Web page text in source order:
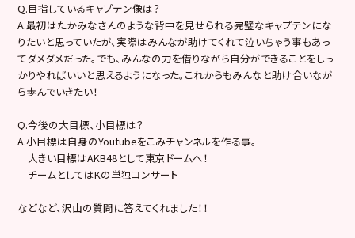
Q.目指しているキャプテン像は？
A.最初はたかみなさんのような背中を見せられる完璧なキャプテンにな
りたいと思っていたが、実際はみんなが助けてくれて泣いちゃう事もあっ
てダメダメだった。でも、みんなの力を借りながら自分ができることをしっ
かりやればいいと思えるようになった。これからもみんなと助け合いなが
ら歩んでいきたい！
Q.今後の大目標、小目標は？
A.小目標は自身のYoutubeをこみチャンネルを作る事。
大きい目標はAKB48として東京ドームへ！
チームとしてはKの単独コンサート
などなど、沢山の質問に答えてくれました！！